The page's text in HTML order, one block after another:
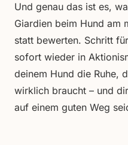
Und genau das ist es,
Giardien beim Hund am
statt bewerten. Schritt
sofort wieder in
deinem Hund die Ruhe,
wirklich braucht – und
auf einem guten Weg